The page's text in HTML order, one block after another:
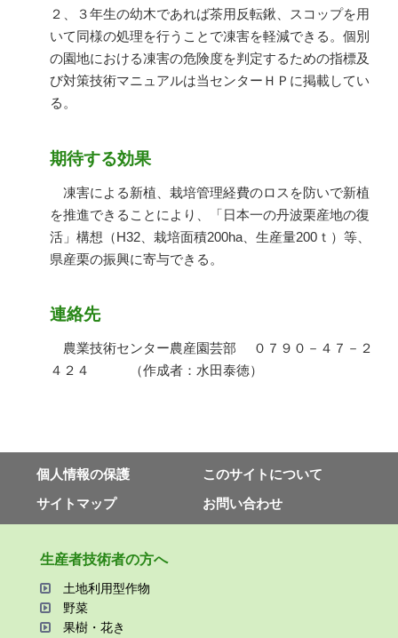
２、３年生の幼木であれば茶用反転鍬、スコップを用
いて同様の処理を行うことで凍害を軽減できる。個別
の園地における凍害の危険度を判定するための指標及
び対策技術マニュアルは当センターＨＰに掲載してい
る。
期待する効果
凍害による新植、栽培管理経費のロスを防いで新植
を推進できることにより、「日本一の丹波栗産地の復
活」構想（H32、栽培面積200ha、生産量200ｔ）等、
県産栗の振興に寄与できる。
連絡先
農業技術センター農産園芸部 ０７９０－４７－２
４２４ （作成者：水田泰徳）
個⼈情報の保護
このサイトについて
サイトマップ
お問い合わせ
⽣産者技術者の⽅へ
⼟地利⽤型作物
野菜
果樹・花き